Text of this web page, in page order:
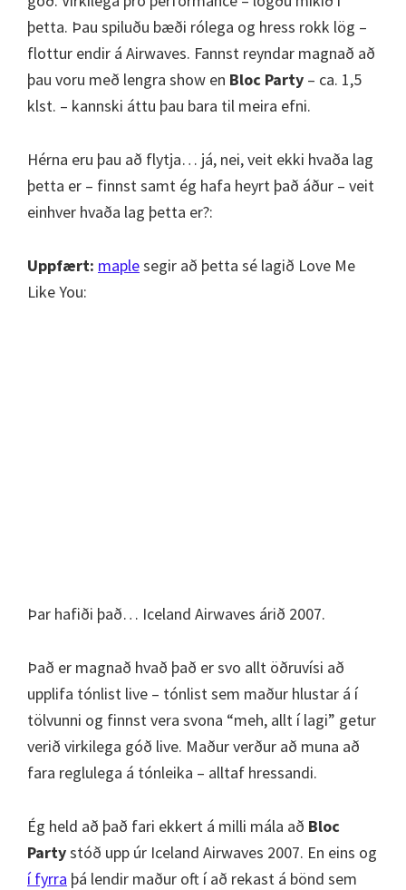
þetta. Þau spiluðu bæði rólega og hress rokk lög –
flottur endir á Airwaves. Fannst reyndar magnað að
þau voru með lengra show en Bloc Party – ca. 1,5
klst. – kannski áttu þau bara til meira efni.
Hérna eru þau að flytja… já, nei, veit ekki hvaða lag
þetta er – finnst samt ég hafa heyrt það áður – veit
einhver hvaða lag þetta er?:
Uppfært: maplesegir að þetta sé lagið Love Me
Like You:
Þar hafiði það… Iceland Airwaves árið 2007.
Það er magnað hvað það er svo allt öðruvísi að
upplifa tónlist live – tónlist sem maður hlustar á í
tölvunni og finnst vera svona “meh, allt í lagi” getur
verið virkilega góð live. Maður verður að muna að
fara reglulega á tónleika – alltaf hressandi.
Ég held að það fari ekkert á milli mála að Bloc
Partystóð upp úr Iceland Airwaves 2007. En eins og
í fyrra þá lendir maður oft í að rekast á bönd sem